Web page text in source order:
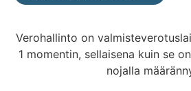
Verohallinto on
1 momentin, sellaisena kuin se
nojalla